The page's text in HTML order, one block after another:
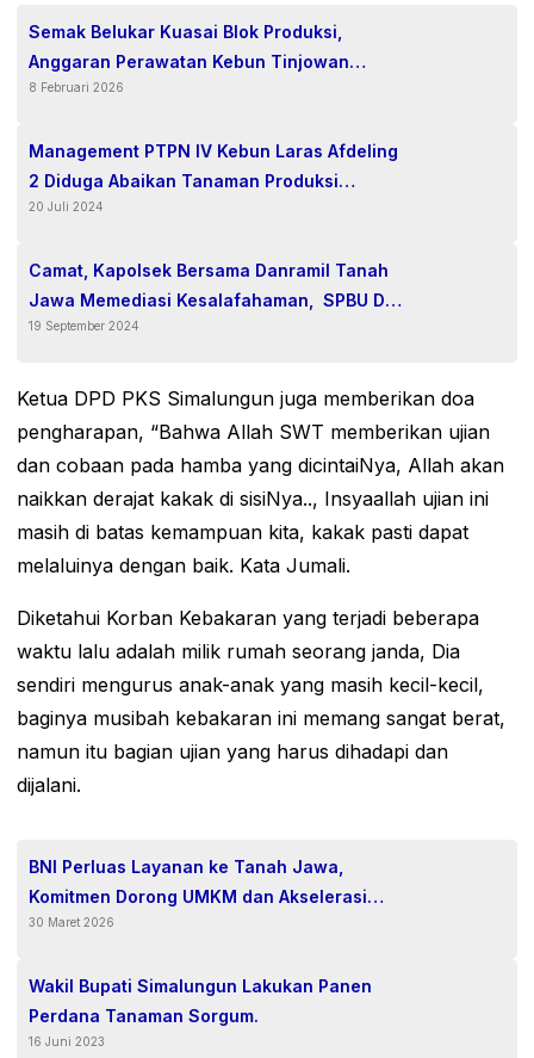
Semak Belukar Kuasai Blok Produksi,
Anggaran Perawatan Kebun Tinjowan
Dipertanyakan
8 Februari 2026
Management PTPN IV Kebun Laras Afdeling
2 Diduga Abaikan Tanaman Produksi
Ditumbuhi Parasit
20 Juli 2024
Camat, Kapolsek Bersama Danramil Tanah
Jawa Memediasi Kesalafahaman, SPBU Dan
Warga Telah Sepakat….!
19 September 2024
Ketua DPD PKS Simalungun juga memberikan doa
pengharapan, “Bahwa Allah SWT memberikan ujian
dan cobaan pada hamba yang dicintaiNya, Allah akan
naikkan derajat kakak di sisiNya.., Insyaallah ujian ini
masih di batas kemampuan kita, kakak pasti dapat
melaluinya dengan baik. Kata Jumali.
Diketahui Korban Kebakaran yang terjadi beberapa
waktu lalu adalah milik rumah seorang janda, Dia
sendiri mengurus anak-anak yang masih kecil-kecil,
baginya musibah kebakaran ini memang sangat berat,
namun itu bagian ujian yang harus dihadapi dan
dijalani.
BNI Perluas Layanan ke Tanah Jawa,
Komitmen Dorong UMKM dan Akselerasi
Keuangan Digita
30 Maret 2026
Wakil Bupati Simalungun Lakukan Panen
Perdana Tanaman Sorgum.
16 Juni 2023